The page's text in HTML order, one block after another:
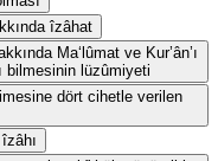
îzâhat
Ma‘lûmat ve Kur’ân’ı
bilmesinin lüzûmiyeti
dört cihetle verilen